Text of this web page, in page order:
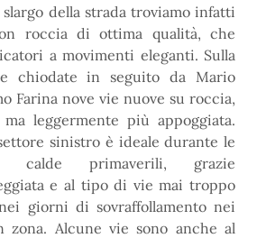
della strada troviamo infatti
roccia di ottima qualità, che
a movimenti eleganti. Sulla
chiodate in seguito da Mario
Farina nove vie nuove su roccia,
leggermente più appoggiata.
sinistro è ideale durante le
calde primaverili, grazie
e al tipo di vie mai troppo
giorni di sovraffollamento nei
Alcune vie sono anche al